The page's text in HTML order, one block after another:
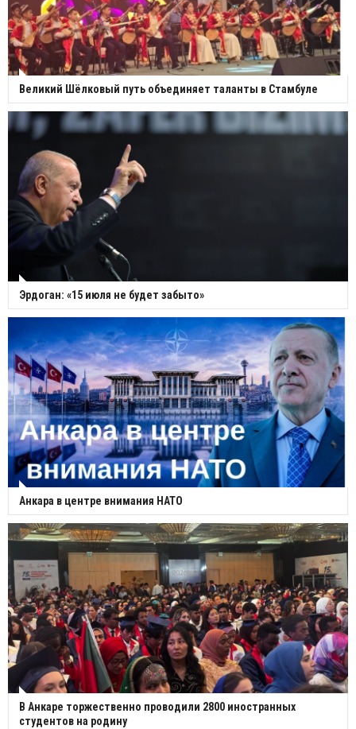
Великий Шёлковый путь объединяет таланты в Стамбуле
Эрдоган: «15 июля не будет забыто»
Анкара в центре внимания НАТО
В Анкаре торжественно проводили 2800 иностранных
студентов на родину